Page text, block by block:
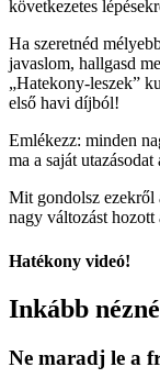
következetes
Ha szeretnéd
javaslom, hallgasd
„Hatekony-leszek”
első havi díjból!
Emlékezz: minden
ma a saját
Mit gondolsz ezekről
nagy változást hozott
Hatékony videó!
Inkább
Ne maradj le a